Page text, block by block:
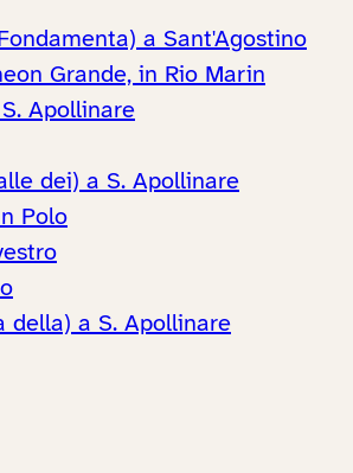
a Sant'Agostino
Grande, in Rio Marin
Apollinare
dei) a S. Apollinare
Polo
della) a S. Apollinare